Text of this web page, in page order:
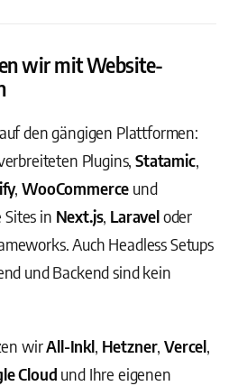
wir mit Website-
den gängigen Plattformen:
Plugins,Statamic,
,WooCommerce und
in Next.js, Laraveloder
Auch Headless Setups
und Backend sind kein
wirAll-Inkl, Hetzner,Vercel,
Cloud und Ihre eigenen